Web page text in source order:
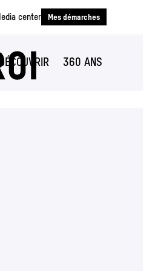
Charleroi
360 ANS
center Mes démarches